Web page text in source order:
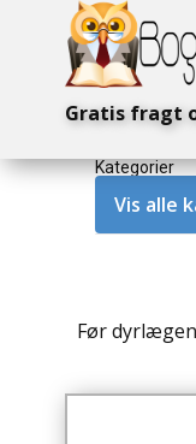
Gratis fragt
Kategorier
Vis alle
Antikke
Før